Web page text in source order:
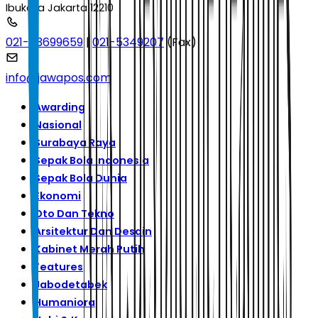
Ibukota Jakarta 12210
021-53699659 | 021-5349207 (Fax)
info@jawapos.com
Awarding
Nasional
Surabaya Raya
Sepak Bola Indonesia
Sepak Bola Dunia
Ekonomi
Oto Dan Tekno
Arsitektur Dan Desain
Kabinet Merah Putih
Features
Jabodetabek
Humaniora